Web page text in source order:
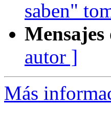
saben"
autor ]
Más